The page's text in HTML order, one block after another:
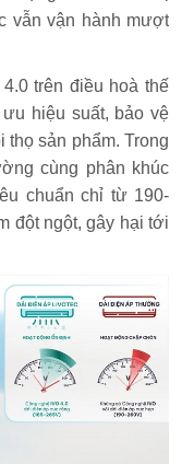
vẫn vận hành mượt
trên điều hoà thế
hiệu suất, bảo vệ
thọ sản phẩm. Trong
cùng phân khúc
chuẩn chỉ từ 190-
đột ngột, gây hại tới